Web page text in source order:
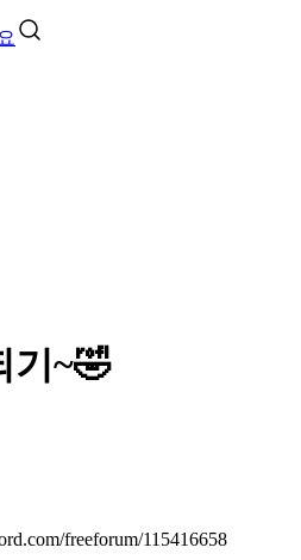
기~🤣
freeforum/115416658